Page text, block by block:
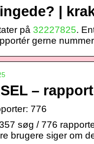
|
på 32227825.
gerne
–
776
søg / 776
brugere siger om